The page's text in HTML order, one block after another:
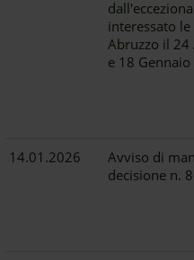
interessato
Abruzzo il 24
e 18
14.01.2026
Avviso di
decisione n.